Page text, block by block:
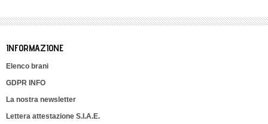
INFORMAZIONE
Elenco brani
GDPR INFO
La nostra newsletter
Lettera attestazione S.I.A.E.